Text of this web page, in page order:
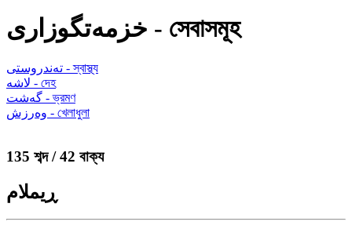
خزمەتگوزاری - সেবাসমূহ
تەندروستی - স্বাস্থ্য
لاشە - দেহ
گەشت - ভ্রমণ
وەرزش - খেলাধুলা
135 শব্দ / 42 বাক্য
ڕیملام